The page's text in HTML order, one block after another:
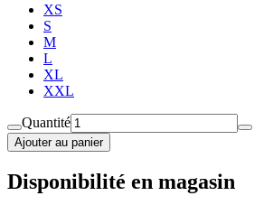
XS
S
M
L
XL
XXL
Quantité
Ajouter au panier
Disponibilité en magasin